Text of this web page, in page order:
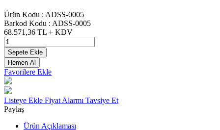
Ürün Kodu : ADSS-0005
Barkod Kodu : ADSS-0005
68.571,36 TL + KDV
Sepete Ekle
Hemen Al
Favorilere Ekle
Listeye Ekle Fiyat Alarmı Tavsiye Et
Paylaş
Ürün Açıklaması